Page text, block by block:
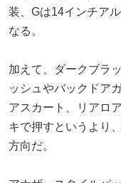
装、Gは14インチア
なる。
加えて、ダークブラ
ッシュやバックドア
アスカート、リアロ
キで押すというより
方向だ。